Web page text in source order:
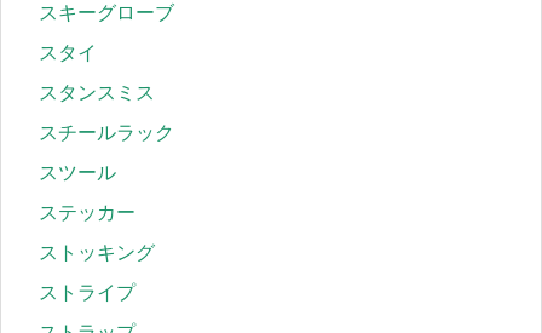
スキーグローブ
スタイ
スタンスミス
スチールラック
スツール
ステッカー
ストッキング
ストライプ